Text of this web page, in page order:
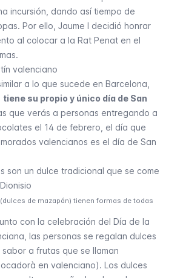
incursión, dando así tiempo de
Por ello, Jaume I decidió honrar
al colocar a la Rat Penat en el
valenciano
a lo que sucede en Barcelona,
tiene su propio y único día de San
que verás a personas entregando a
el 14 de febrero, el día que
valencianos es el día de San
de mazapán) tienen formas de todas
con la celebración del Día de la
las personas se regalan dulces
a frutas que se llaman
en valenciano). Los dulces